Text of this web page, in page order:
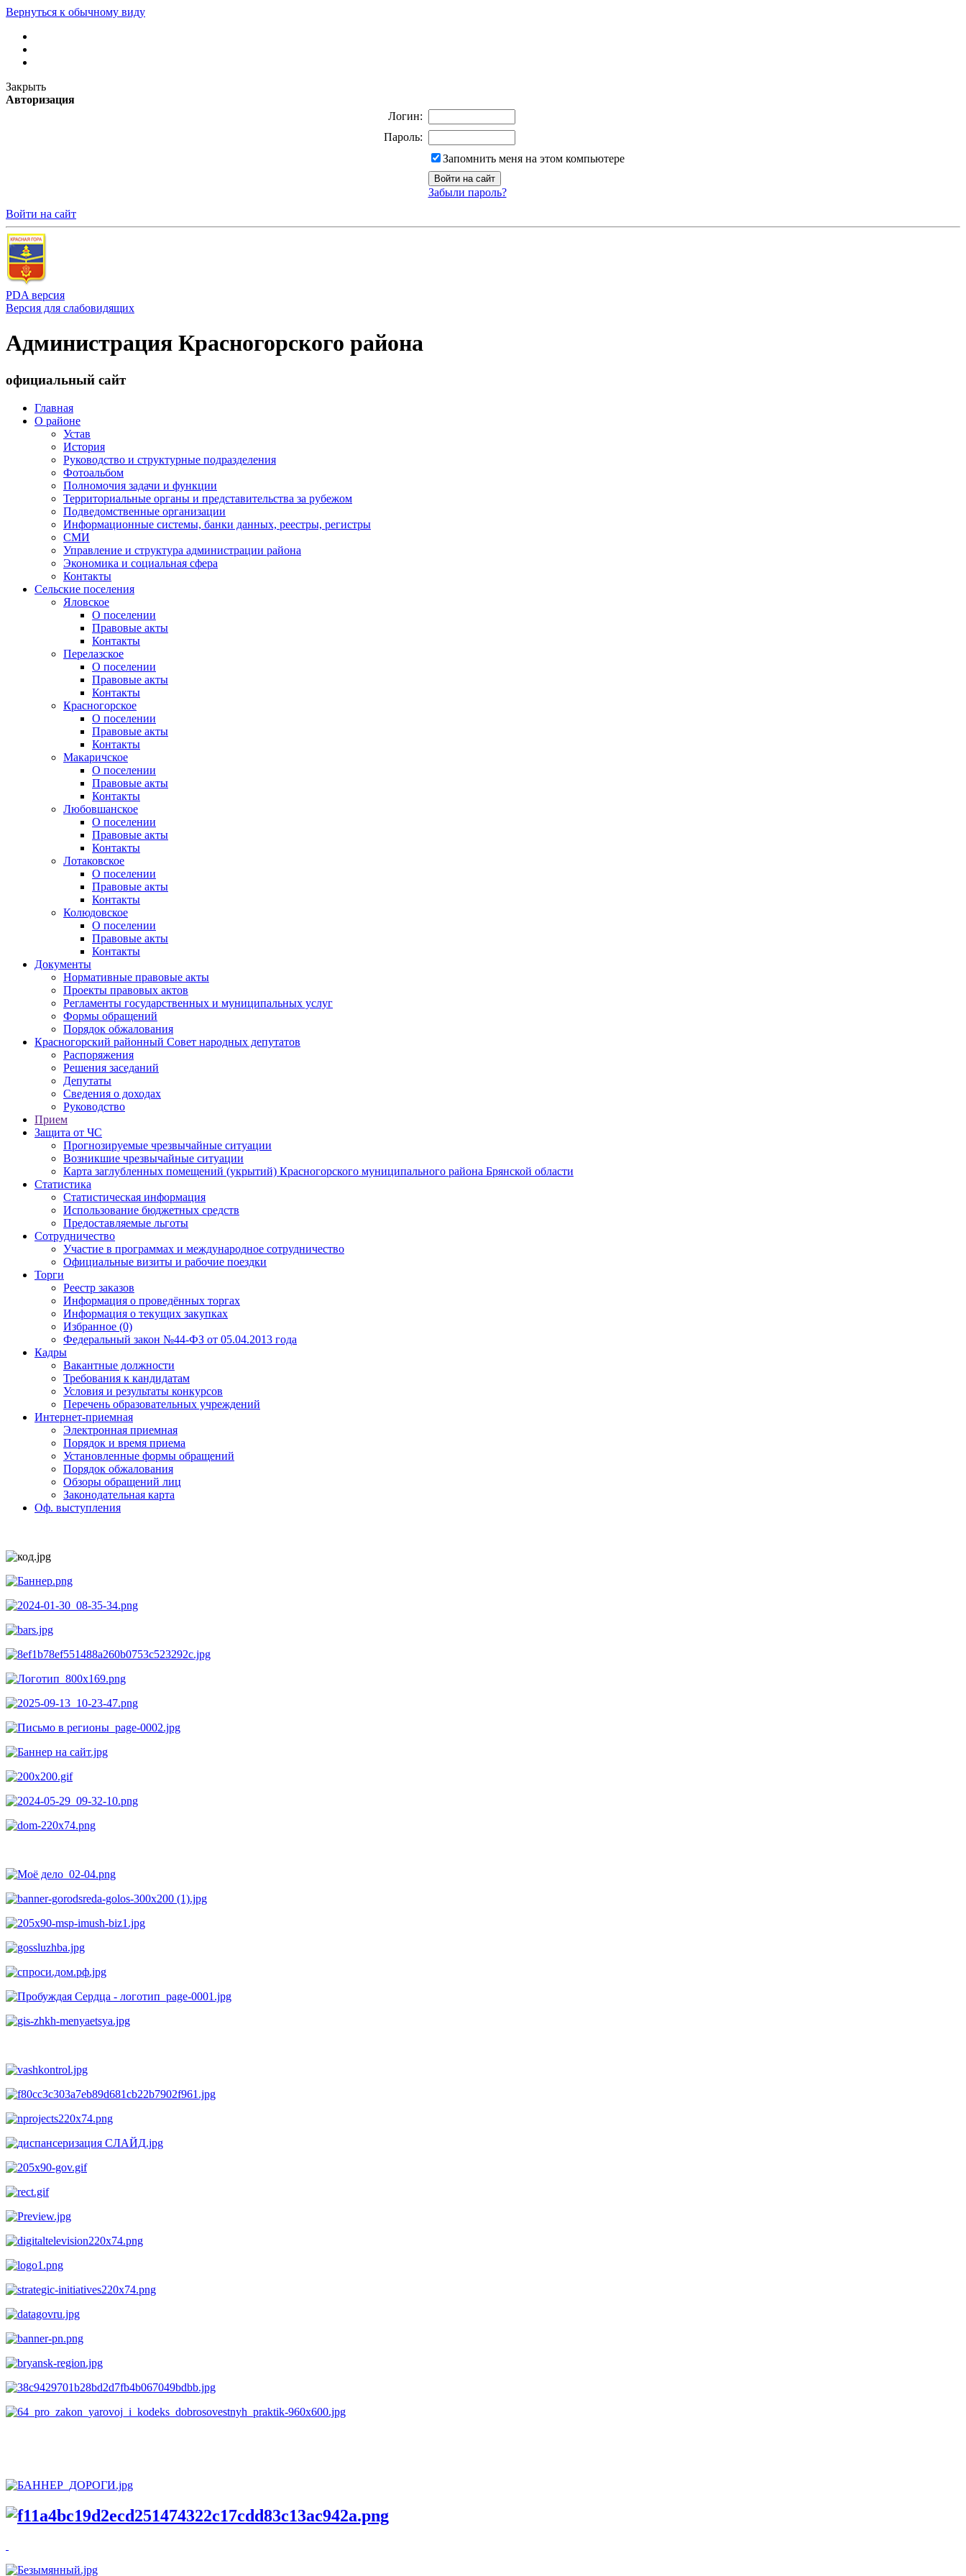
Вернуться к обычному виду
Закрыть
Авторизация
Логин:
Пароль:
Запомнить меня на этом компьютере
Забыли пароль?
Войти на сайт
PDA версия
Версия для слабовидящих
Администрация Красногорского района
официальный сайт
Главная
О районе
Устав
История
Руководство и структурные подразделения
Фотоальбом
Полномочия задачи и функции
Территориальные органы и представительства за рубежом
Подведомственные организации
Информационные системы, банки данных, реестры, регистры
СМИ
Управление и структура администрации района
Экономика и социальная сфера
Контакты
Сельские поселения
Яловское
О поселении
Правовые акты
Контакты
Перелазское
О поселении
Правовые акты
Контакты
Красногорское
О поселении
Правовые акты
Контакты
Макаричское
О поселении
Правовые акты
Контакты
Любовшанское
О поселении
Правовые акты
Контакты
Лотаковское
О поселении
Правовые акты
Контакты
Колюдовское
О поселении
Правовые акты
Контакты
Документы
Нормативные правовые акты
Проекты правовых актов
Регламенты государственных и муниципальных услуг
Формы обращений
Порядок обжалования
Красногорский районный Совет народных депутатов
Распоряжения
Решения заседаний
Депутаты
Сведения о доходах
Руководство
Прием
Защита от ЧС
Прогнозируемые чрезвычайные ситуации
Возникшие чрезвычайные ситуации
Карта заглубленных помещений (укрытий) Красногорского муниципального района Брянской области
Статистика
Статистическая информация
Использование бюджетных средств
Предоставляемые льготы
Сотрудничество
Участие в программах и международное сотрудничество
Официальные визиты и рабочие поездки
Торги
Реестр заказов
Информация о проведённых торгах
Информация о текущих закупках
Избранное (0)
Федеральный закон №44-ФЗ от 05.04.2013 года
Кадры
Вакантные должности
Требования к кандидатам
Условия и результаты конкурсов
Перечень образовательных учреждений
Интернет-приемная
Электронная приемная
Порядок и время приема
Установленные формы обращений
Порядок обжалования
Обзоры обращений лиц
Законодательная карта
Оф. выступления